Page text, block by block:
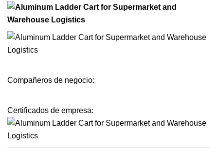
Compañeros de negocio:
Certificados de empresa: